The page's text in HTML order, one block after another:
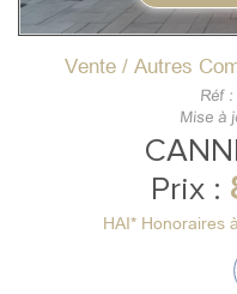
Vente / Autres
Réf :
Mise à
Prix :
HAI*